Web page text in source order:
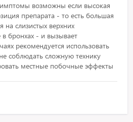
возможны если высокая
препарата - то есть большая
на слизистых верхних
в бронхах - и вызывает
рекомендуется использовать
соблюдать сложную технику
местные побочные эффекты